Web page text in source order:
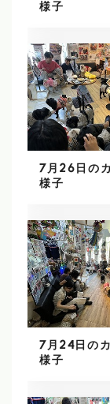
様子
7月26日の
様子
7月24日の
様子